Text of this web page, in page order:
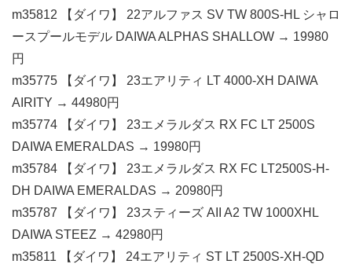
m35812 【ダイワ】 22アルファス SV TW 800S-HL シャロ
ースプールモデル DAIWA ALPHAS SHALLOW → 19980
円
m35775 【ダイワ】 23エアリティ LT 4000-XH DAIWA
AIRITY → 44980円
m35774 【ダイワ】 23エメラルダス RX FC LT 2500S
DAIWA EMERALDAS → 19980円
m35784 【ダイワ】 23エメラルダス RX FC LT2500S-H-
DH DAIWA EMERALDAS → 20980円
m35787 【ダイワ】 23スティーズ AII A2 TW 1000XHL
DAIWA STEEZ → 42980円
m35811 【ダイワ】 24エアリティ ST LT 2500S-XH-QD